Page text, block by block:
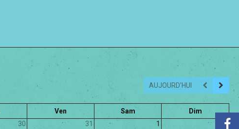
AUJOURD'HUI
Ven Sam
Dim
30 31 1 2